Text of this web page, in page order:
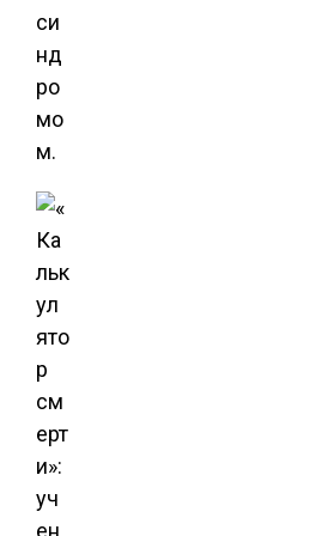
си
нд
ро
мо
м.